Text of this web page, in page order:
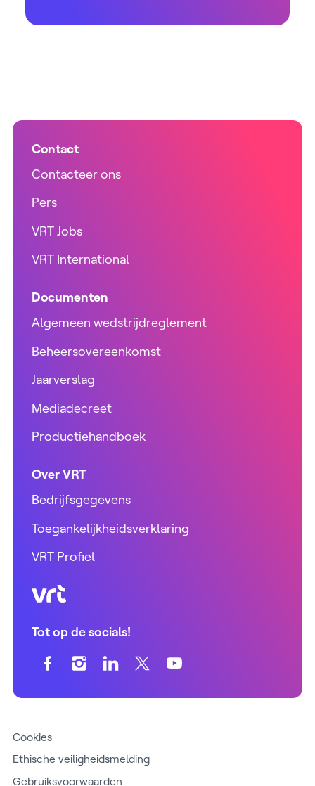
Contact
Contacteer ons
Pers
VRT Jobs
VRT International
Documenten
Algemeen wedstrijdreglement
Beheersovereenkomst
Jaarverslag
Mediadecreet
Productiehandboek
Over VRT
Bedrijfsgegevens
Toegankelijkheidsverklaring
VRT Profiel
VRT (home)
Tot op de socials!
Cookies
Ethische veiligheidsmelding
Gebruiksvoorwaarden